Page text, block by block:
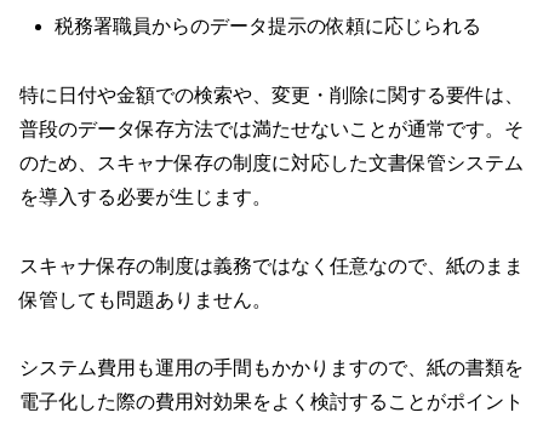
税務署職員からのデータ提示の依頼に応じられる
特に日付や金額での検索や、変更・削除に関する要件は、
普段のデータ保存方法では満たせないことが通常です。そ
のため、スキャナ保存の制度に対応した文書保管システム
を導入する必要が生じます。
スキャナ保存の制度は義務ではなく任意なので、紙のまま
保管しても問題ありません。
システム費用も運用の手間もかかりますので、紙の書類を
電子化した際の費用対効果をよく検討することがポイント